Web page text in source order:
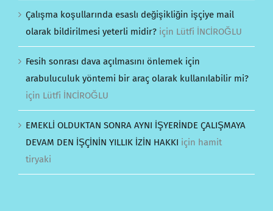
Çalışma koşullarında esaslı değişikliğin işçiye mail
olarak bildirilmesi yeterli midir? için Lütfi İNCİROĞLU
Fesih sonrası dava açılmasını önlemek için
arabuluculuk yöntemi bir araç olarak kullanılabilir mi?
için Lütfi İNCİROĞLU
EMEKLİ OLDUKTAN SONRA AYNI İŞYERİNDE ÇALIŞMAYA
DEVAM DEN İŞÇİNİN YILLIK İZİN HAKKI için hamit
tiryaki